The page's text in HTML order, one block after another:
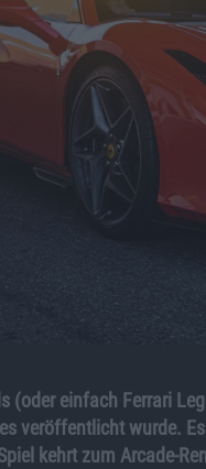
(oder einfach Ferrari
veröffentlicht wurde.
kehrt zum Arcade-